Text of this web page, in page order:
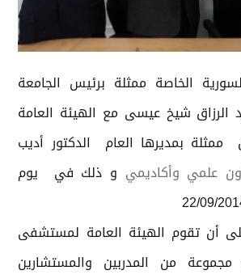
الخاصة ممثلة برئيس الجامعة
الرزاق شيخ عيسى مع الهيئة العامة
بمديرها العام الدكتور أديب
علمي وأكاديمي و ذلك في يوم
أن تقوم الهيئة العامة لمستشفى
من المدربين والمستشارين